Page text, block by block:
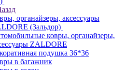
органайзеры, аксессуары
(Зальдор)
ковры, органайзеры,
ZALDORE
подушка 36*36
в багажник